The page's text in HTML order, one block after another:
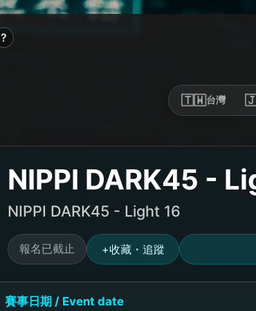
?
🇹🇼台灣
NIPPI DARK45 -
NIPPI DARK45 - Light 16
報名已截止 +收藏・追蹤
賽事日期 / Event date